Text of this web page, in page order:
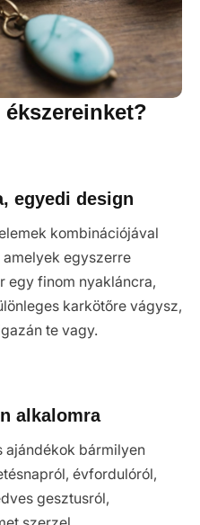
egyedi design
kombinációjával
egyszerre
egy finom nyakláncra,
karkötőre vágysz,
te vagy.
alkalomra
ajándékok bármilyen
évfordulóról,
gesztusról,